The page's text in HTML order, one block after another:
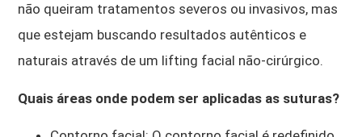
não queiram tratamentos severos ou invasivos, mas
que estejam buscando resultados autênticos e
naturais através de um lifting facial não-cirúrgico.
Quais áreas onde podem ser aplicadas as suturas?